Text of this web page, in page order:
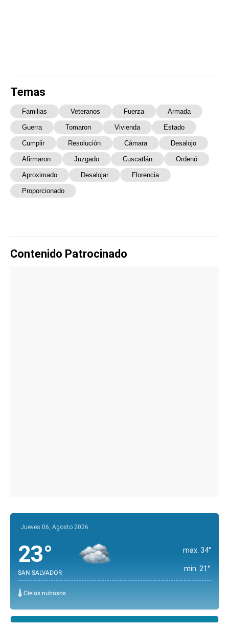
Temas
Familias Veteranos Fuerza Armada
Guerra Tomaron Vivienda Estado
Cumplir Resolución Cámara Desalojo
Afirmaron Juzgado Cuscatlán Ordenó
Aproximado Desalojar Florencia
Proporcionado
Contenido Patrocinado
Jueves 06, Agosto 2026
23°
SAN SALVADOR
max. 34°
min. 21°
🌡️ Cielos nubosos